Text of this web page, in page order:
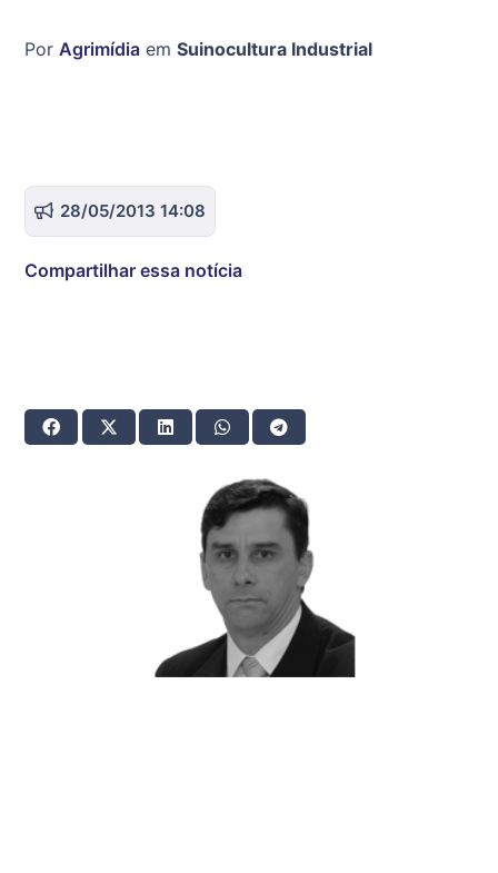
Por Agrimídia em Suinocultura Industrial
28/05/2013 14:08
Compartilhar essa notícia